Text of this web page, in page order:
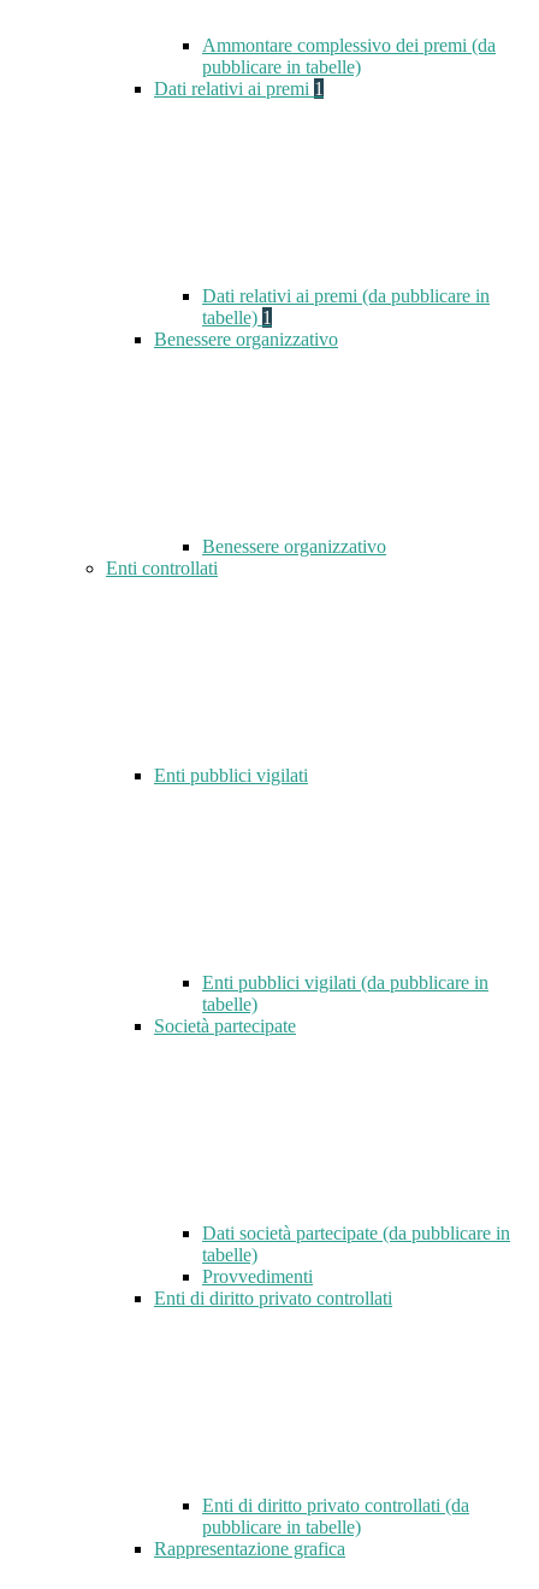
Ammontare complessivo dei premi (da
pubblicare in tabelle)
Dati relativi ai premi 1
Dati relativi ai premi (da pubblicare in
tabelle) 1
Benessere organizzativo
Benessere organizzativo
Enti controllati
Enti pubblici vigilati
Enti pubblici vigilati (da pubblicare in
tabelle)
Società partecipate
Dati società partecipate (da pubblicare in
tabelle)
Provvedimenti
Enti di diritto privato controllati
Enti di diritto privato controllati (da
pubblicare in tabelle)
Rappresentazione grafica